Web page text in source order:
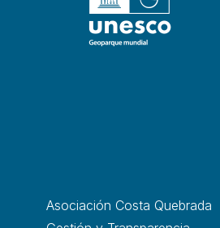
Asociación Costa Quebrada